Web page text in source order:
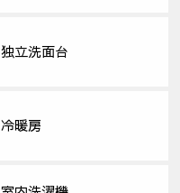
独立洗面台
冷暖房